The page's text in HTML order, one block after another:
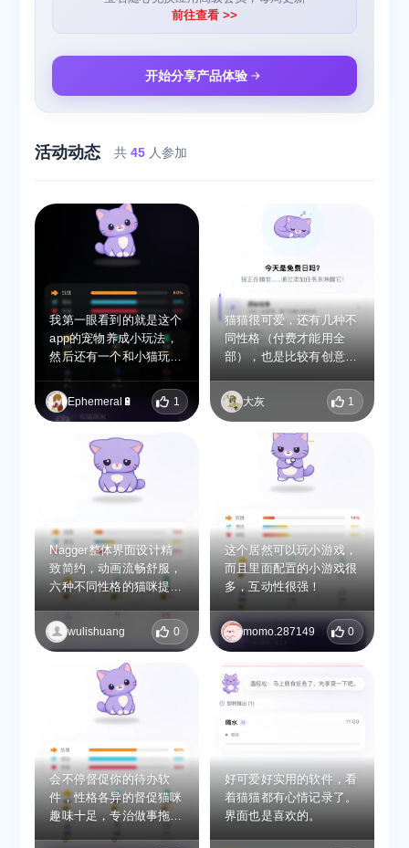
前往查看 >>
开始分享产品体验
活动动态 共45 人参加
我第一眼看到的就是这个
app的宠物养成小玩法，
然后还有一个和小猫玩游
戏的功能，互动性很强，
我很喜欢
Ephemeral🔋 1
猫猫很可爱，还有几种不
同性格（付费才能用全
部），也是比较有创意
版，很有诚意。
大灰 1
Nagger整体界面设计精
致简约，动画流畅舒服，
六种不同性格的猫咪提醒
件完全不一样，忽略任务
就会反复提醒，不会一划
延。软件支持离线运行，
不用联网也能准时推送提
醒，稳定性很不错。可以
划，用来督促自己坚持学
习特别合适，没有繁杂广
告，使用体验很好。
wulishuang 0
这个居然可以玩小游戏，
而且里面配置的小游戏很
多，互动性很强！
momo.287149 0
会不停督促你的待办软
件，性格各异的督促猫咪
趣味十足，专治做事拖
沓，会不停督促你的待办
好可爱好实用的软件，看
着猫猫都有心情记录了。
界面也是喜欢的。